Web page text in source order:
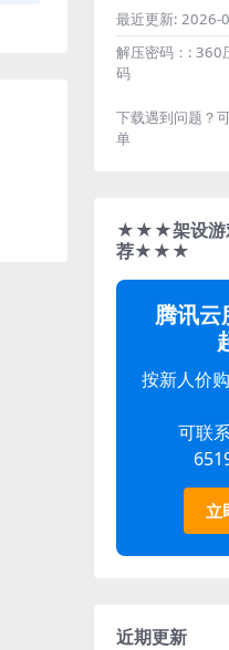
最近更新: 2026-
解压密码：: 360
码
下载遇到问题？
单
★★★架设游
荐★★★
腾讯云
按新人价
可联
立
近期更新